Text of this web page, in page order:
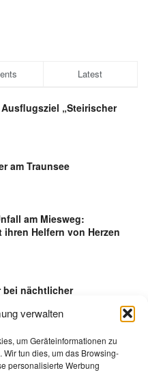
verwalten
um Geräteinformationen zu
tun dies, um das Browsing-
personalisierte Werbung
Latest
„Steirischer
am Traunsee
am Miesweg:
Helfern von Herzen
bei nächtlicher